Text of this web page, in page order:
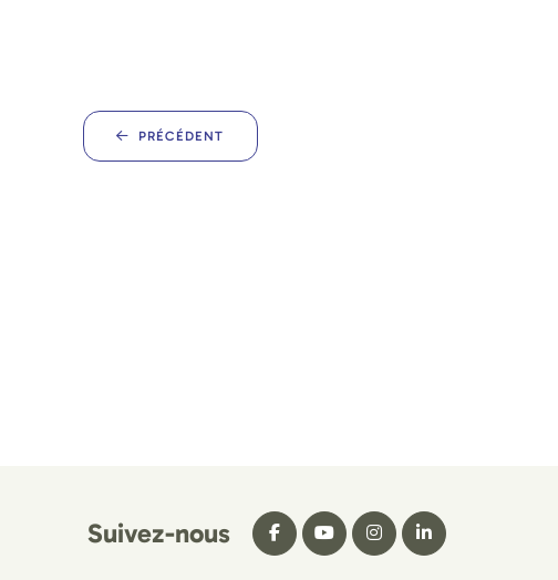
PRÉCÉDENT
Suivez-nous